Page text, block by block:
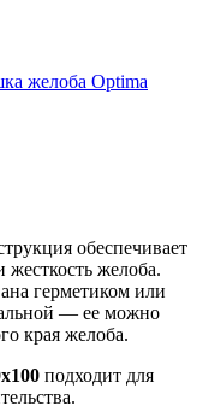
желоба Optima
обеспечивает
желоба.
герметиком или
— ее можно
края желоба.
подходит для